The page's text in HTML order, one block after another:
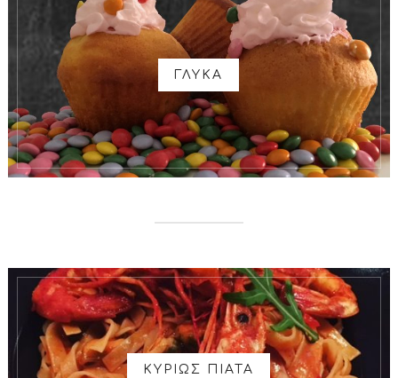
ΓΛΥΚΑ
ΚΥΡΙΩΣ ΠΙΑΤΑ